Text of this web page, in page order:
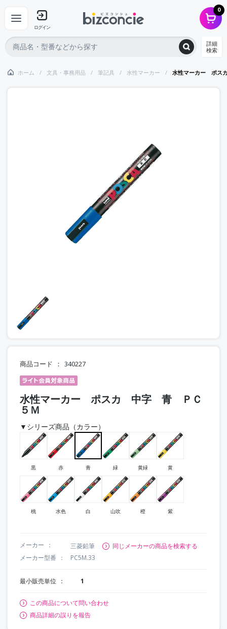
ログイン
0
詳細
検索
ホーム 文具・事務用品 筆記具 水性マーカー 水性マーカー ポ
商品コード 340227
水性マーカー ポスカ 中字 青 ＰＣ
５Ｍ
▼シリーズ商品（カラー）
黒 赤 青 緑 黄緑 黄
桃 水色 白 山吹 橙 紫
メーカー 三菱鉛筆
同じメーカーの商品を検索する
メーカー型番
PC5M.33
最小販売単位 1
この商品について問い合わせ
商品詳細の誤りを報告